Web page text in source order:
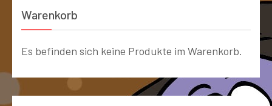
Warenkorb
Es befinden sich keine Produkte im Warenkorb.